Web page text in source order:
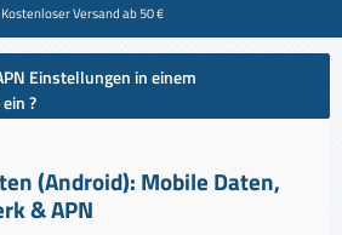
Kostenloser Versand ab 50 €
Einstellungen in einem
?
(Android): Mobile Daten,
& APN